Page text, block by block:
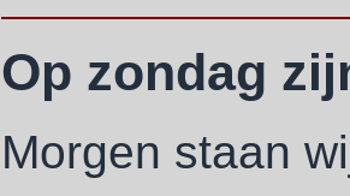
Op zondag
Morgen staan